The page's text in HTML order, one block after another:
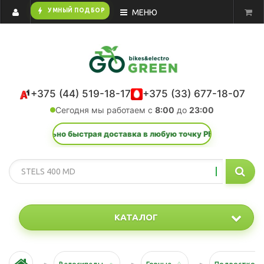
bolt УМНЫЙ ПОДБОР МЕНЮ
+375 (44) 519-18-17 +375 (33) 677-18-07
Сегодня мы работаем с 8:00 до 23:00
быстрая доставка в любую точку РБ — от 1 дня!
КАТАЛОГ